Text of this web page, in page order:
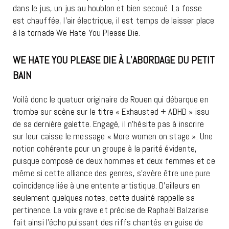
dans le jus, un jus au houblon et bien secoué. La fosse
est chauffée, l’air électrique, il est temps de laisser place
à la tornade We Hate You Please Die.
WE HATE YOU PLEASE DIE À L’ABORDAGE DU PETIT
BAIN
Voilà donc le quatuor originaire de Rouen qui débarque en
trombe sur scène sur le titre « Exhausted + ADHD » issu
de sa dernière galette. Engagé, il n’hésite pas à inscrire
sur leur caisse le message « More women on stage ». Une
notion cohérente pour un groupe à la parité évidente,
puisque composé de deux hommes et deux femmes et ce
même si cette alliance des genres, s’avère être une pure
coïncidence liée à une entente artistique. D’ailleurs en
seulement quelques notes, cette dualité rappelle sa
pertinence. La voix grave et précise de Raphaël Balzarise
fait ainsi l’écho puissant des riffs chantés en guise de